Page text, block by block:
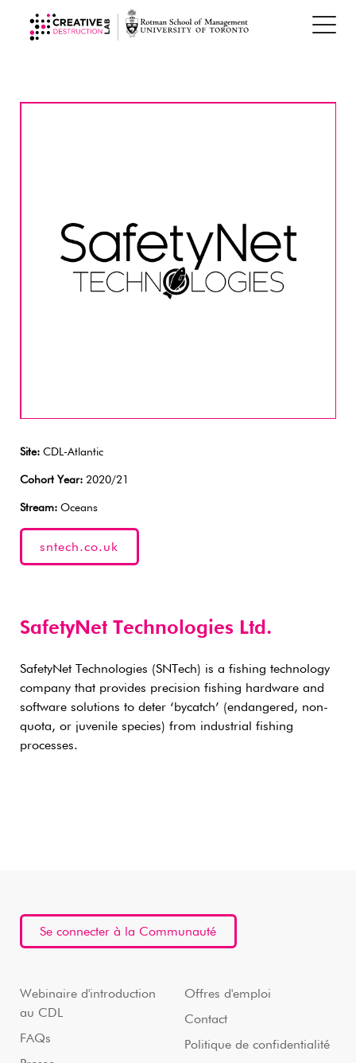
Site: CDL-Atlantic
Cohort Year: 2020/21
Stream: Oceans
sntech.co.uk
SafetyNet Technologies Ltd.
SafetyNet Technologies (SNTech) is a fishing technology
company that provides precision fishing hardware and
software solutions to deter ‘bycatch’ (endangered, non-
quota, or juvenile species) from industrial fishing
processes.
Se connecter à la Communauté
Webinaire d'introduction
au CDL
FAQs
Offres d'emploi
Contact
Politique de confidentialité